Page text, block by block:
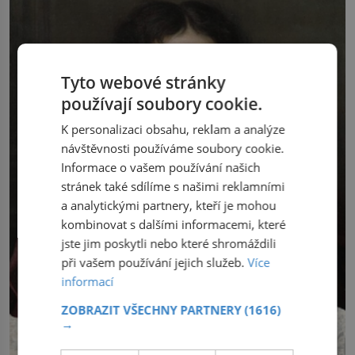
Tyto webové stránky
používají soubory cookie.
K personalizaci obsahu, reklam a analýze
návštěvnosti používáme soubory cookie.
Informace o vašem používání našich
stránek také sdílíme s našimi reklamními
a analytickými partnery, kteří je mohou
kombinovat s dalšími informacemi, které
jste jim poskytli nebo které shromáždili
při vašem používání jejich služeb.Více
informací
ZOBRAZIT VŠECHNY PARTNERY(1616)
→